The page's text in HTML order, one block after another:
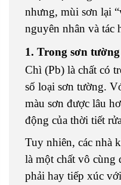
nhưng, mùi sơn lại
nguyên nhân và tác
1. Trong sơn
Chì (Pb) là chất có
số loại sơn tường.
màu sơn được lâu
động của thời tiết
Tuy nhiên, các nhà
là một chất vô cùng
phải hay tiếp xúc